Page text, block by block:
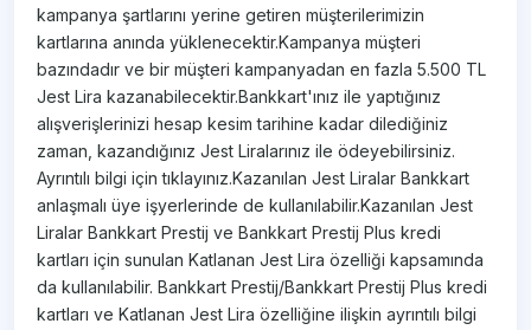
kampanya şartlarını yerine getiren müşterilerimizin
kartlarına anında yüklenecektir.Kampanya müşteri
bazındadır ve bir müşteri kampanyadan en fazla 5.500 TL
Jest Lira kazanabilecektir.Bankkart'ınız ile yaptığınız
alışverişlerinizi hesap kesim tarihine kadar dilediğiniz
zaman, kazandığınız Jest Liralarınız ile ödeyebilirsiniz.
Ayrıntılı bilgi için tıklayınız.Kazanılan Jest Liralar Bankkart
anlaşmalı üye işyerlerinde de kullanılabilir.Kazanılan Jest
Liralar Bankkart Prestij ve Bankkart Prestij Plus kredi
kartları için sunulan Katlanan Jest Lira özelliği kapsamında
da kullanılabilir. Bankkart Prestij/Bankkart Prestij Plus kredi
kartları ve Katlanan Jest Lira özelliğine ilişkin ayrıntılı bilgi